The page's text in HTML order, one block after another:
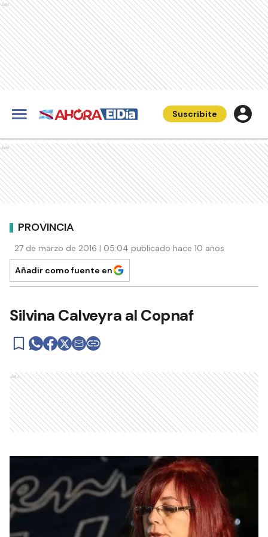
Ads
Suscribite
Ads
PROVINCIA
27 de marzo de 2016 | 05:04 publicado hace 10 años
Añadir como fuente en
Silvina Calveyra al Copnaf
Ads